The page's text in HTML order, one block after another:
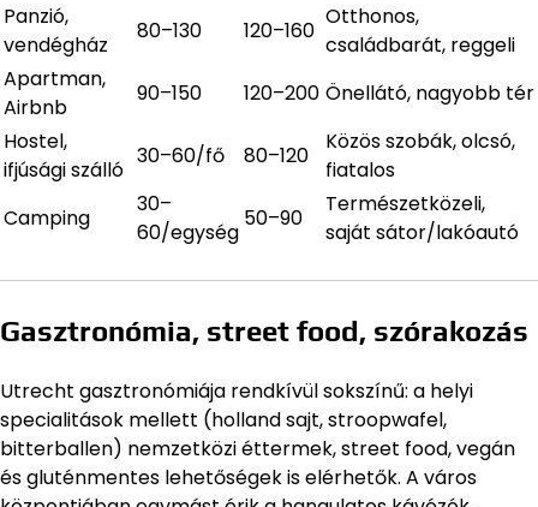
Panzió,
vendégház
80–130 120–160
Otthonos,
családbarát, reggeli
Apartman,
Airbnb
90–150 120–200 Önellátó, nagyobb tér
Hostel,
ifjúsági szálló
30–60/fő 80–120
Közös szobák, olcsó,
fiatalos
Camping
30–
60/egység
50–90
Természetközeli,
saját sátor/lakóautó
Gasztronómia, street food, szórakozás
Utrecht gasztronómiája rendkívül sokszínű: a helyi
specialitások mellett (holland sajt, stroopwafel,
bitterballen) nemzetközi éttermek, street food, vegán
és gluténmentes lehetőségek is elérhetők. A város